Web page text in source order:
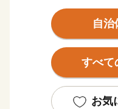
父なる福智山と母なる
恵まれ、春には約13
す。また、江戸時代は
は石炭業や鉄工業で筑
自治
すべて
お気